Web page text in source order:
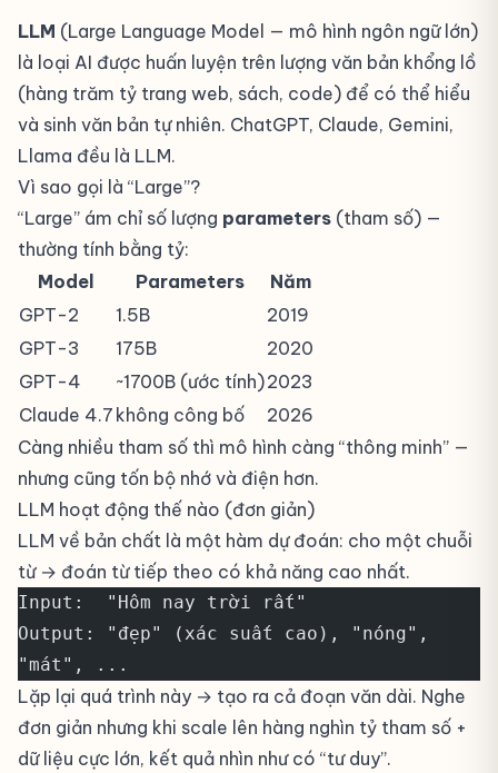
LLM (Large Language Model — mô hình ngôn ngữ lớn)
là loại AI được huấn luyện trên lượng văn bản khổng lồ
(hàng trăm tỷ trang web, sách, code) để có thể hiểu
và sinh văn bản tự nhiên. ChatGPT, Claude, Gemini,
Llama đều là LLM.
Vì sao gọi là “Large”?
“Large” ám chỉ số lượng parameters (tham số) —
thường tính bằng tỷ:
Model
Parameters
Năm
GPT-2
1.5B
2019
GPT-3
175B
2020
GPT-4
~1700B (ước tính)2023
Claude 4.7 không công bố
2026
Càng nhiều tham số thì mô hình càng “thông minh” —
nhưng cũng tốn bộ nhớ và điện hơn.
LLM hoạt động thế nào (đơn giản)
LLM về bản chất là một hàm dự đoán: cho một chuỗi
từ → đoán từ tiếp theo có khả năng cao nhất.
Input:  "Hôm nay trời rất"
Output: "đẹp" (xác suất cao), "nóng",
"mát", ...
Lặp lại quá trình này → tạo ra cả đoạn văn dài. Nghe
đơn giản nhưng khi scale lên hàng nghìn tỷ tham số +
dữ liệu cực lớn, kết quả nhìn như có “tư duy”.